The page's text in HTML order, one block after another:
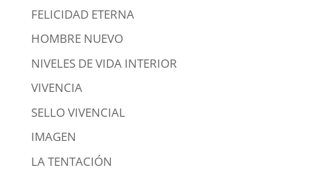
FELICIDAD ETERNA
HOMBRE NUEVO
NIVELES DE VIDA INTERIOR
VIVENCIA
SELLO VIVENCIAL
IMAGEN
LA TENTACIÓN